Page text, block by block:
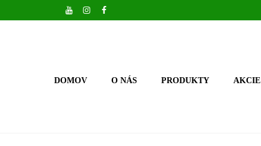
DOMOV O NÁS PRODUKTY AKCIE